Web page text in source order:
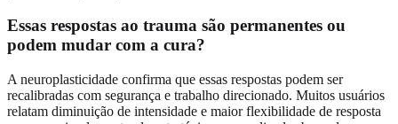
Essas respostas ao trauma são permanentes ou
podem mudar com a cura?
A neuroplasticidade confirma que essas respostas podem ser
recalibradas com segurança e trabalho direcionado. Muitos usuários
relatam diminuição de intensidade e maior flexibilidade de resposta